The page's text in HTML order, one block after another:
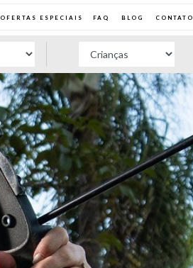
OFERTAS ESPECIAIS FAQ BLOG CONTATO